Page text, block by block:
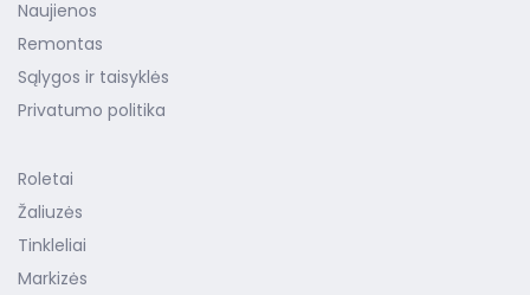
Naujienos
Remontas
Sąlygos ir taisyklės
Privatumo politika
Roletai
Žaliuzės
Tinkleliai
Markizės